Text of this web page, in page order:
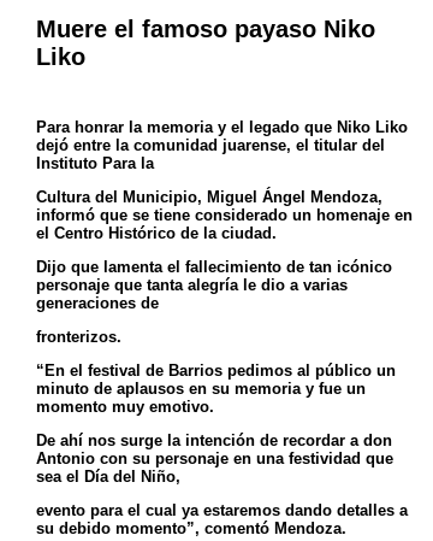
Muere el famoso payaso Niko
Liko
Para honrar la memoria y el legado que Niko Liko
dejó entre la comunidad juarense, el titular del
Instituto Para la
Cultura del Municipio, Miguel Ángel Mendoza,
informó que se tiene considerado un homenaje en
el Centro Histórico de la ciudad.
Dijo que lamenta el fallecimiento de tan icónico
personaje que tanta alegría le dio a varias
generaciones de
fronterizos.
“En el festival de Barrios pedimos al público un
minuto de aplausos en su memoria y fue un
momento muy emotivo.
De ahí nos surge la intención de recordar a don
Antonio con su personaje en una festividad que
sea el Día del Niño,
evento para el cual ya estaremos dando detalles a
su debido momento”, comentó Mendoza.